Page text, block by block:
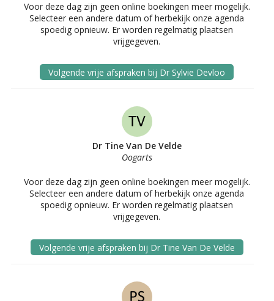
Voor deze dag zijn geen online boekingen meer mogelijk.
Selecteer een andere datum of herbekijk onze agenda
spoedig opnieuw. Er worden regelmatig plaatsen
vrijgegeven.
Volgende vrije afspraken bij Dr Sylvie Devloo
Dr Tine Van De Velde
Oogarts
Voor deze dag zijn geen online boekingen meer mogelijk.
Selecteer een andere datum of herbekijk onze agenda
spoedig opnieuw. Er worden regelmatig plaatsen
vrijgegeven.
Volgende vrije afspraken bij Dr Tine Van De Velde